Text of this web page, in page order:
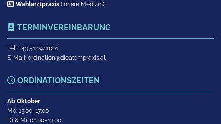
 Wahlarztpraxis (Innere Medizin)
 TERMINVEREINBARUNG
Tel.: +43 512 941001
E-Mail: ordination@dieatempraxis.at
 ORDINATIONSZEITEN
Ab Oktober
Mo: 13:00–17:00
Di & Mi: 08:00–13:00